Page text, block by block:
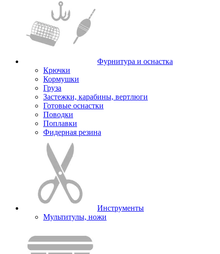
Фурнитура и оснастка
Крючки
Кормушки
Груза
Застежки, карабины, вертлюги
Готовые оснастки
Поводки
Поплавки
Фидерная резина
Инструменты
Мультитулы, ножи